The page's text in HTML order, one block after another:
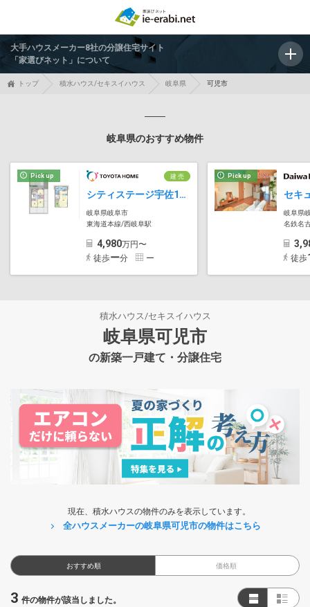
大手ハウスメーカー8社の分譲住宅サイト
「家選びネット」について
トップ 積水ハウス/セキスイハウス 岐阜県 可児市
岐阜県のおすすめ物件
Pick up 建 売
シティステージ宇佐1号地
岐阜県岐阜市
東海道本線/西岐阜駅
4,980万円〜
徒歩ー分 ー
Pick up
岐阜県
名鉄名
徒歩
積水ハウス/セキスイハウス
岐阜県可児市
の新築一戸建て・分譲住宅
現在、積水ハウスの物件のみを表示しています。
全ハウスメーカーの岐阜県可児市の物件はこちら
おすすめ順 価格順
3 件の物件が該当しました。